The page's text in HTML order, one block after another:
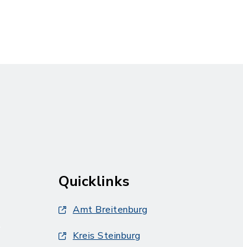
Quicklinks
Amt Breitenburg
Kreis Steinburg